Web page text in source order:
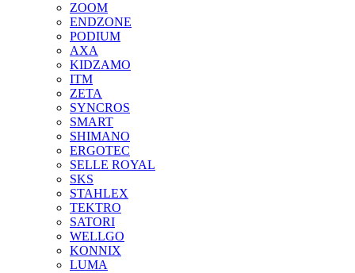
ZOOM
ENDZONE
PODIUM
AXA
KIDZAMO
ITM
ZETA
SYNCROS
SMART
SHIMANO
ERGOTEC
SELLE ROYAL
SKS
STAHLEX
TEKTRO
SATORI
WELLGO
KONNIX
LUMA